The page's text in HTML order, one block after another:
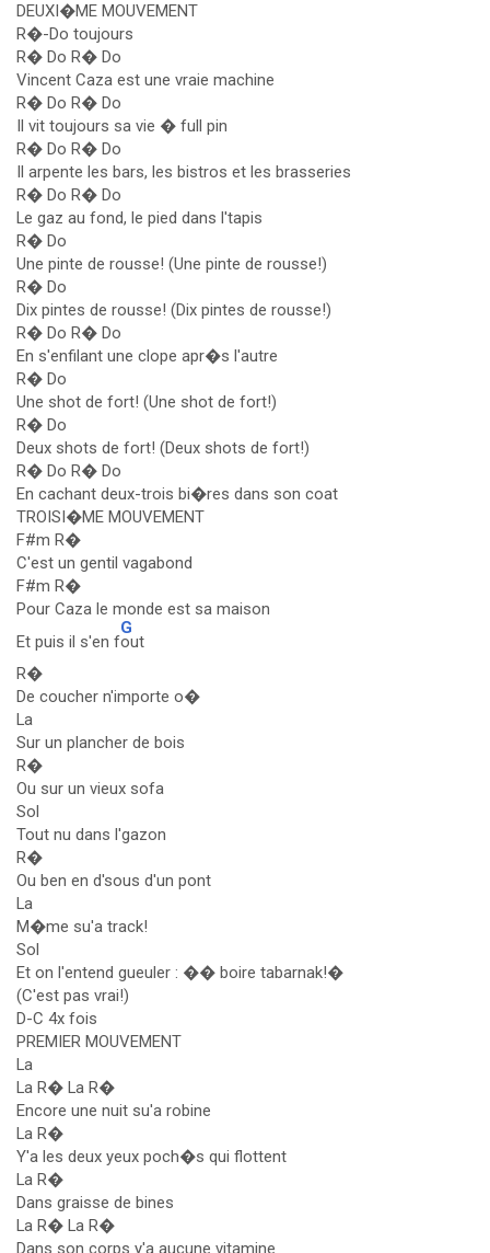
DEUXI�ME MOUVEMENT
R�-Do toujours
R� Do R� Do
Vincent Caza est une vraie machine
R� Do R� Do
Il vit toujours sa vie � full pin
R� Do R� Do
Il arpente les bars, les bistros et les brasseries
R� Do R� Do
Le gaz au fond, le pied dans l'tapis
R� Do
Une pinte de rousse! (Une pinte de rousse!)
R� Do
Dix pintes de rousse! (Dix pintes de rousse!)
R� Do R� Do
En s'enfilant une clope apr�s l'autre
R� Do
Une shot de fort! (Une shot de fort!)
R� Do
Deux shots de fort! (Deux shots de fort!)
R� Do R� Do
En cachant deux-trois bi�res dans son coat
TROISI�ME MOUVEMENT
F#m R�
C'est un gentil vagabond
F#m R�
Pour Caza le monde est sa maison
Et puis il s'en f
G
out
R�
De coucher n'importe o�
La
Sur un plancher de bois
R�
Ou sur un vieux sofa
Sol
Tout nu dans l'gazon
R�
Ou ben en d'sous d'un pont
La
M�me su'a track!
Sol
Et on l'entend gueuler : �� boire tabarnak!�
(C'est pas vrai!)
D-C 4x fois
PREMIER MOUVEMENT
La
La R� La R�
Encore une nuit su'a robine
La R�
Y'a les deux yeux poch�s qui flottent
La R�
Dans graisse de bines
La R� La R�
Dans son corps y'a aucune vitamine